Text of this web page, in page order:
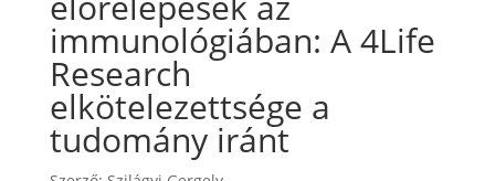
immunológiában: A 4Life
Research
elkötelezettsége a
tudomány iránt